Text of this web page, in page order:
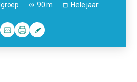
90 m Hele jaar